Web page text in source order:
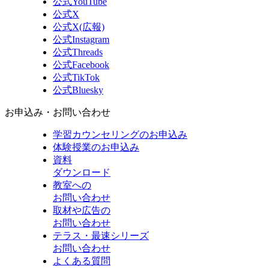
公式X
公式X(広報)
公式Instagram
公式Threads
公式Facebook
公式TikTok
公式Bluesky
お申込み・お問い合わせ
学習カウンセリングのお申込み
体験授業のお申込み
資料
ダウンロード
教室への
お問い合わせ
取材や広告の
お問い合わせ
テラス・最速シリーズ
お問い合わせ
よくある質問